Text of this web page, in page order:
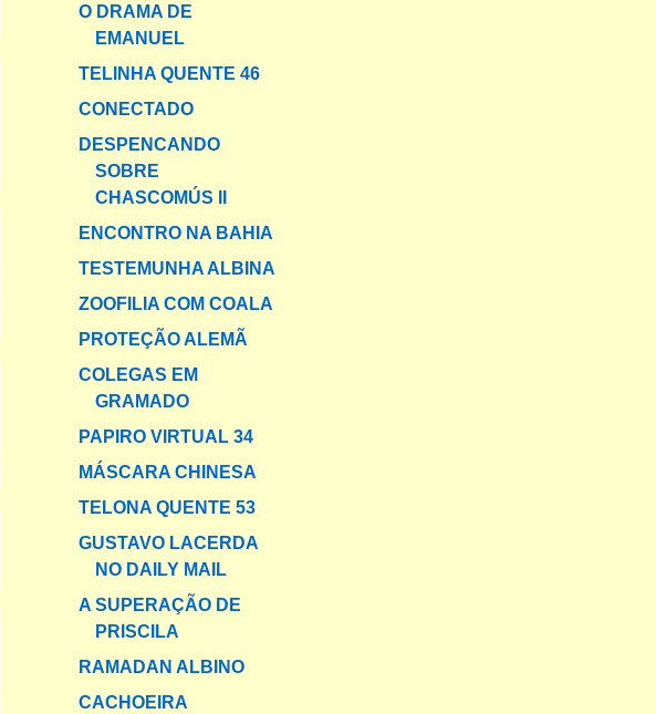
O DRAMA DE
EMANUEL
TELINHA QUENTE 46
CONECTADO
DESPENCANDO
SOBRE
CHASCOMÚS II
ENCONTRO NA BAHIA
TESTEMUNHA ALBINA
ZOOFILIA COM COALA
PROTEÇÃO ALEMÃ
COLEGAS EM
GRAMADO
PAPIRO VIRTUAL 34
MÁSCARA CHINESA
TELONA QUENTE 53
GUSTAVO LACERDA
NO DAILY MAIL
A SUPERAÇÃO DE
PRISCILA
RAMADAN ALBINO
CACHOEIRA